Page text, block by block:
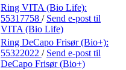
Ring VITA (Bio Life):
55317758 / Send e-post til
VITA (Bio Life)
Ring DeCapo Frisør (Bio+):
55322022 / Send e-post til
DeCapo Frisør (Bio+)